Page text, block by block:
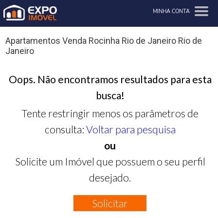
MINHA CONTA
Apartamentos Venda Rocinha Rio de Janeiro Rio de
Janeiro
Oops. Não encontramos resultados para esta
busca!
Tente restringir menos os parâmetros de
consulta: Voltar para pesquisa
ou
Solicite um Imóvel que possuem o seu perfil
desejado.
Solicitar